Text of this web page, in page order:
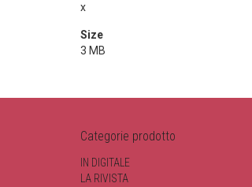
x
Size
3 MB
Categorie prodotto
IN DIGITALE
LA RIVISTA